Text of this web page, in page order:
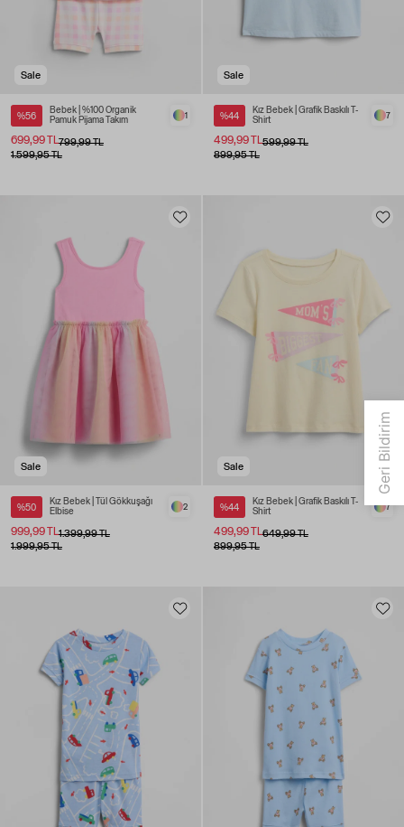
Sale
%56
Bebek | %100 Organik
Pamuk Pijama Takım
799,99 TL
699,99 TL
1
1.599,95 TL
Sale
%44
Kız Bebek | Grafik Baskılı T-
Shirt
599,99 TL
499,99 TL
7
899,95 TL
Sale
%50
Kız Bebek | Tül Gökkuşağı
Elbise
1.399,99 TL
999,99 TL
2
1.999,95 TL
Sale
%44
Kız Bebek | Grafik Baskılı T-
Shirt
649,99 TL
499,99 TL
7
899,95 TL